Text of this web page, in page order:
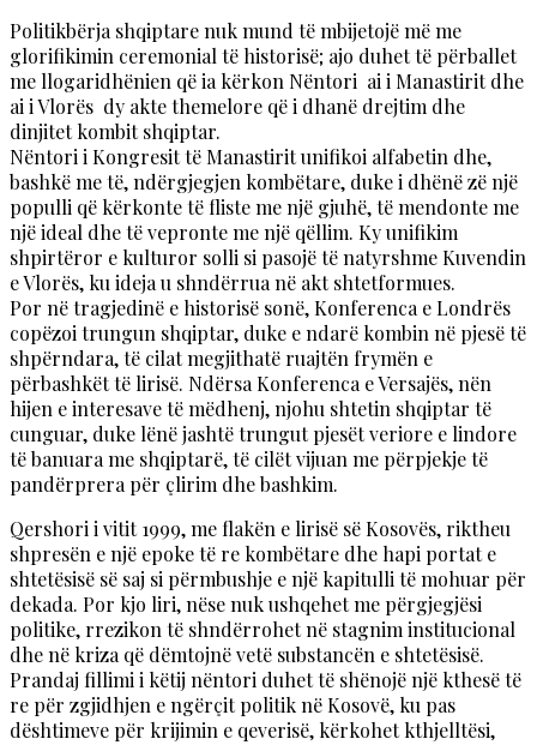
Politikbërja shqiptare nuk mund të mbijetojë më me
glorifikimin ceremonial të historisë; ajo duhet të përballet
me llogaridhënien që ia kërkon Nëntori ai i Manastirit dhe
ai i Vlorës dy akte themelore që i dhanë drejtim dhe
dinjitet kombit shqiptar.
Nëntori i Kongresit të Manastirit unifikoi alfabetin dhe,
bashkë me të, ndërgjegjen kombëtare, duke i dhënë zë një
populli që kërkonte të fliste me një gjuhë, të mendonte me
një ideal dhe të vepronte me një qëllim. Ky unifikim
shpirtëror e kulturor solli si pasojë të natyrshme Kuvendin
e Vlorës, ku ideja u shndërrua në akt shtetformues.
Por në tragjedinë e historisë sonë, Konferenca e Londrës
copëzoi trungun shqiptar, duke e ndarë kombin në pjesë të
shpërndara, të cilat megjithatë ruajtën frymën e
përbashkët të lirisë. Ndërsa Konferenca e Versajës, nën
hijen e interesave të mëdhenj, njohu shtetin shqiptar të
cunguar, duke lënë jashtë trungut pjesët veriore e lindore
të banuara me shqiptarë, të cilët vijuan me përpjekje të
pandërprera për çlirim dhe bashkim.
Qershori i vitit 1999, me flakën e lirisë së Kosovës, riktheu
shpresën e një epoke të re kombëtare dhe hapi portat e
shtetësisë së saj si përmbushje e një kapitulli të mohuar për
dekada. Por kjo liri, nëse nuk ushqehet me përgjegjësi
politike, rrezikon të shndërrohet në stagnim institucional
dhe në kriza që dëmtojnë vetë substancën e shtetësisë.
Prandaj fillimi i këtij nëntori duhet të shënojë një kthesë të
re për zgjidhjen e ngërçit politik në Kosovë, ku pas
dështimeve për krijimin e qeverisë, kërkohet kthjelltësi,